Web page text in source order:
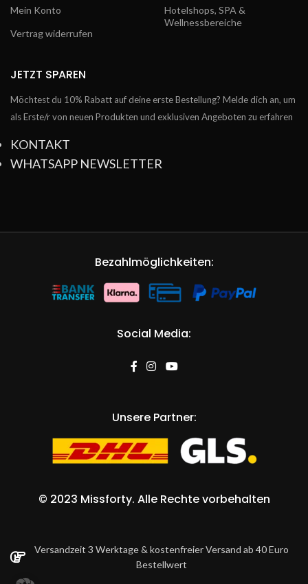
Mein Konto
Vertrag widerrufen
Hotelshops, SPA &
Wellnessbereiche
JETZT SPAREN
Möchtest du 10% Rabatt auf deine erste Bestellung? Melde dich an, um
als Erste/r von neuen Produkten und exklusiven Angeboten zu erfahren
KONTAKT
WHATSAPP NEWSLETTER
Bezahlmöglichkeiten:
Social Media:
Unsere Partner:
© 2023 Missforty. Alle Rechte vorbehalten
Versandzeit 3 Werktage & kostenfreier Versand ab 40 Euro
Bestellwert